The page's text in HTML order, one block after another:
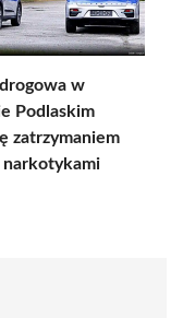
w
Podlaskim
zatrzymaniem
narkotykami